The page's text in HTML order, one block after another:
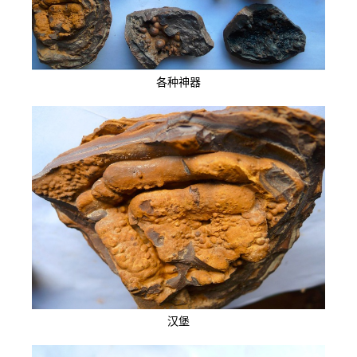
各种神器
汉堡